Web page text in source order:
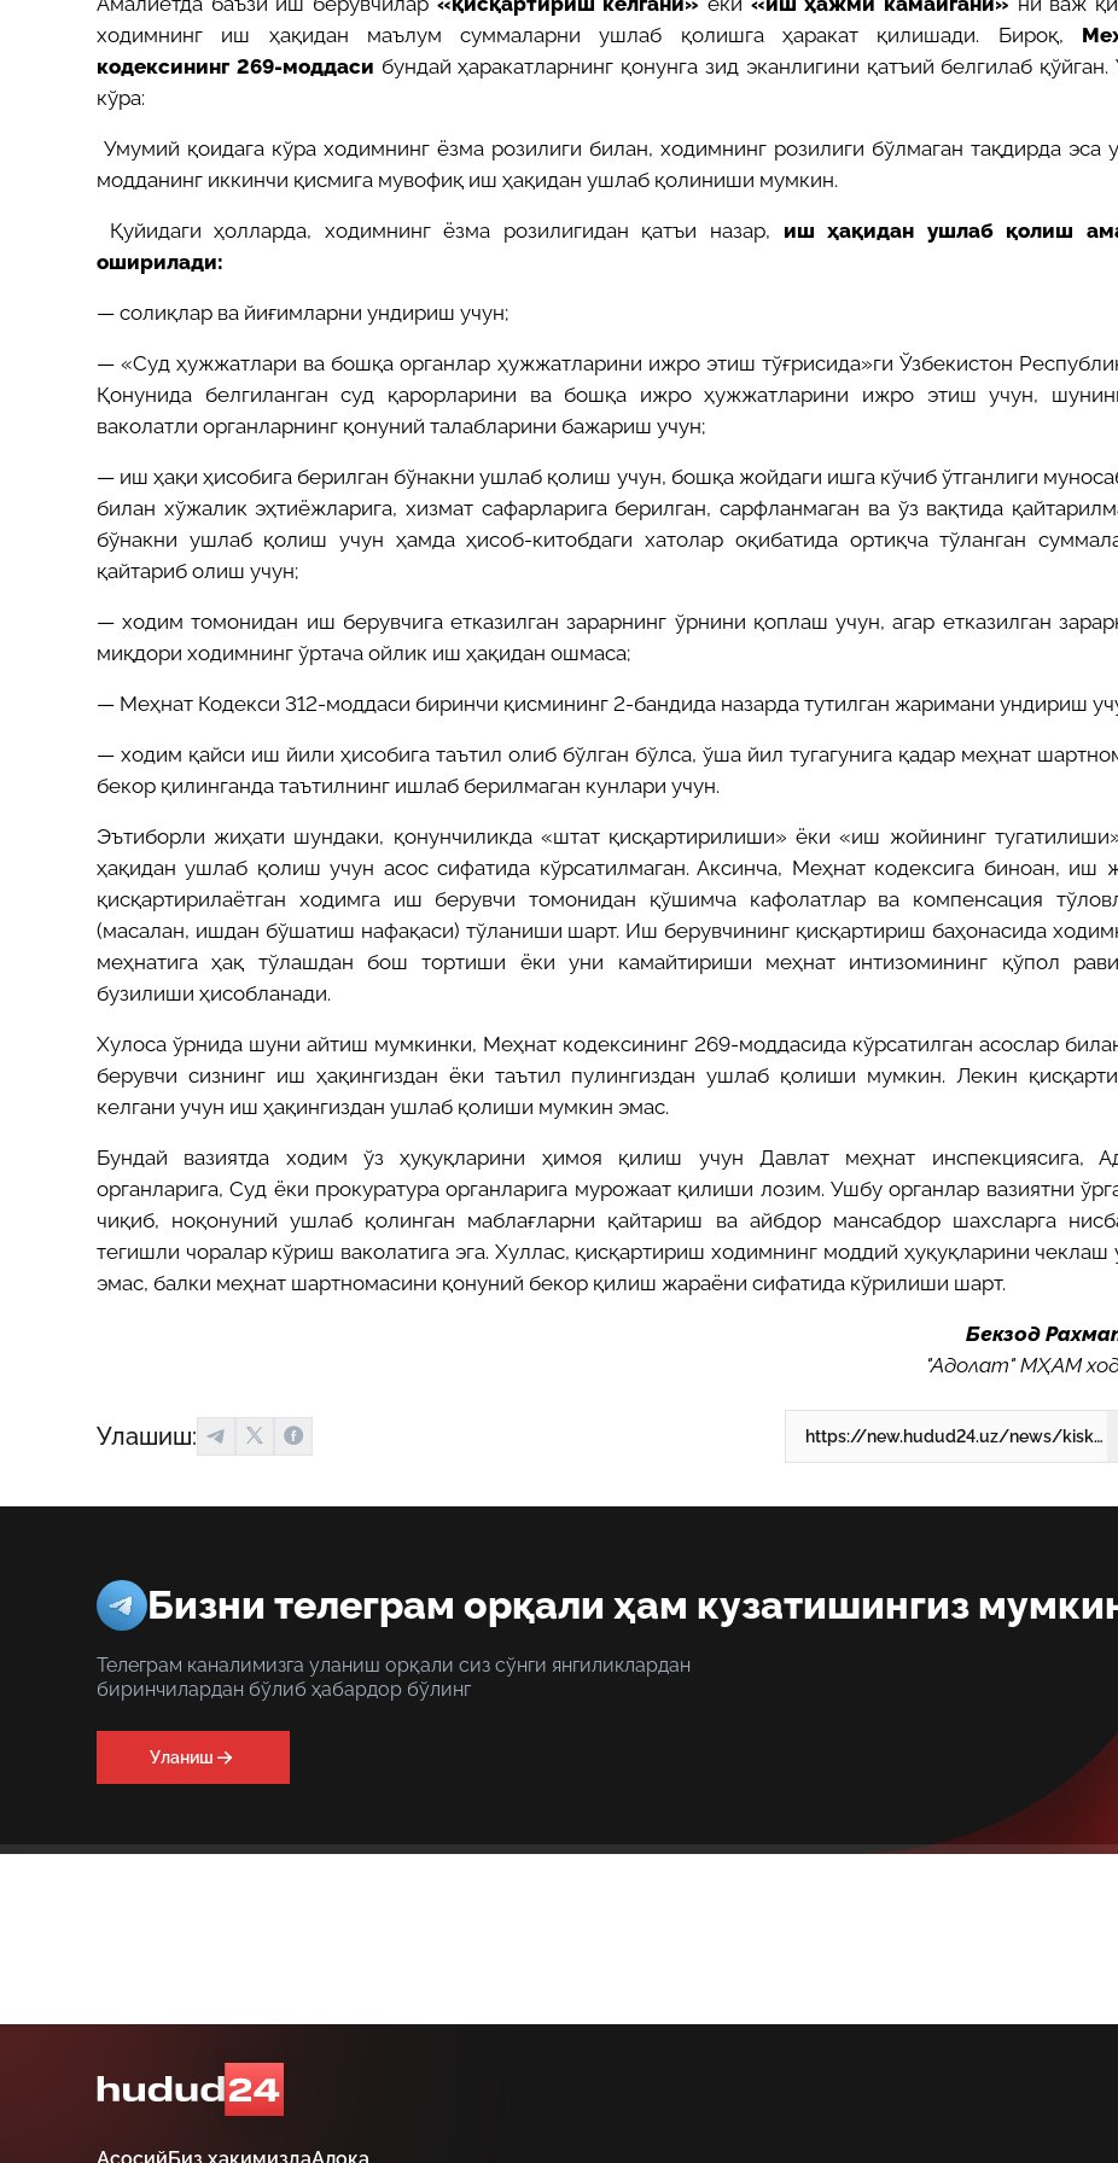
ходимнинг иш ҳақидан маълум суммаларни ушлаб қолишга ҳаракат қилишади. Бироқ,
кодексининг 269-моддаси бундай ҳаракатларнинг қонунга зид эканлигини қатъий белгилаб қўйган.
кўра:
Умумий қоидага кўра ходимнинг ёзма розилиги билан, ходимнинг розилиги бўлмаган тақдирда эса
модданинг иккинчи қисмига мувофиқ иш ҳақидан ушлаб қолиниши мумкин.
Қуйидаги ҳолларда, ходимнинг ёзма розилигидан қатъи назар, иш ҳақидан ушлаб қолиш
оширилади:
— солиқлар ва йиғимларни ундириш учун;
— «Суд ҳужжатлари ва бошқа органлар ҳужжатларини ижро этиш тўғрисида»ги Ўзбекистон
Қонунида белгиланган суд қарорларини ва бошқа ижро ҳужжатларини ижро этиш учун,
ваколатли органларнинг қонуний талабларини бажариш учун;
— иш ҳақи ҳисобига берилган бўнакни ушлаб қолиш учун, бошқа жойдаги ишга кўчиб ўтганлиги
билан хўжалик эҳтиёжларига, хизмат сафарларига берилган, сарфланмаган ва ўз вақтида
бўнакни ушлаб қолиш учун ҳамда ҳисоб-китобдаги хатолар оқибатида ортиқча тўланган
қайтариб олиш учун;
— ходим томонидан иш берувчига етказилган зарарнинг ўрнини қоплаш учун, агар етказилган
миқдори ходимнинг ўртача ойлик иш ҳақидан ошмаса;
— Меҳнат Кодекси 312-моддаси биринчи қисмининг 2-бандида назарда тутилган жаримани ундириш
— ходим қайси иш йили ҳисобига таътил олиб бўлган бўлса, ўша йил тугагунига қадар меҳнат
бекор қилинганда таътилнинг ишлаб берилмаган кунлари учун.
Эътиборли жиҳати шундаки, қонунчиликда «штат қисқартирилиши» ёки «иш жойининг
ҳақидан ушлаб қолиш учун асос сифатида кўрсатилмаган. Аксинча, Меҳнат кодексига биноан, иш
қисқартирилаётган ходимга иш берувчи томонидан қўшимча кафолатлар ва компенсация
(масалан, ишдан бўшатиш нафақаси) тўланиши шарт. Иш берувчининг қисқартириш баҳонасида
меҳнатига ҳақ тўлашдан бош тортиши ёки уни камайтириши меҳнат интизомининг қўпол
бузилиши ҳисобланади.
Хулоса ўрнида шуни айтиш мумкинки, Меҳнат кодексининг 269-моддасида кўрсатилган асослар
берувчи сизнинг иш ҳақингиздан ёки таътил пулингиздан ушлаб қолиши мумкин. Лекин
келгани учун иш ҳақингиздан ушлаб қолиши мумкин эмас.
Бундай вазиятда ходим ўз ҳуқуқларини ҳимоя қилиш учун Давлат меҳнат инспекциясига,
органларига, Суд ёки прокуратура органларига мурожаат қилиши лозим. Ушбу органлар вазиятни
чиқиб, ноқонуний ушлаб қолинган маблағларни қайтариш ва айбдор мансабдор шахсларга
тегишли чоралар кўриш ваколатига эга. Хуллас, қисқартириш ходимнинг моддий ҳуқуқларини чеклаш
эмас, балки меҳнат шартномасини қонуний бекор қилиш жараёни сифатида кўрилиши шарт.
Бекзод
"Адолат" МҲАМ
Улашиш: https://new.hudud24.uz/news/kiskartirish-kelgani-uchun-ish-khakidan-ushlab-kolinishi-mumkinmi
Бизни телеграм орқали ҳам кузатишингиз
Телеграм каналимизга уланиш орқали сиз сўнги янгиликлардан
биринчилардан бўлиб ҳабардор бўлинг
Уланиш